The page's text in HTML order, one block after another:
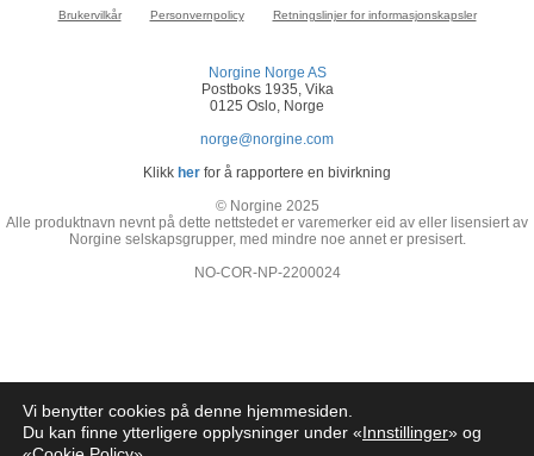
Brukervilkår Personvernpolicy Retningslinjer for informasjonskapsler
Norgine Norge AS
Postboks 1935, Vika
0125 Oslo, Norge
norge@norgine.com
Klikk her for å rapportere en bivirkning
© Norgine 2025
Alle produktnavn nevnt på dette nettstedet er varemerker eid av eller lisensiert av
Norgine selskapsgrupper, med mindre noe annet er presisert.
NO-COR-NP-2200024
Vi benytter cookies på denne hjemmesiden.
Du kan finne ytterligere opplysninger under «Innstillinger» og